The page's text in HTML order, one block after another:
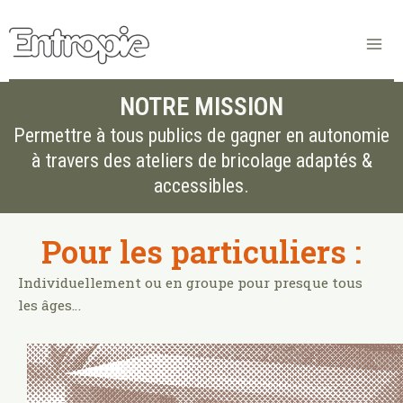
au
contenu
NOTRE MISSION
Permettre à tous publics de gagner en autonomie
à travers des ateliers de bricolage adaptés &
accessibles.
Pour les particuliers :
Individuellement ou en groupe pour presque tous
les âges…
Deux formules d’ateliers pour être